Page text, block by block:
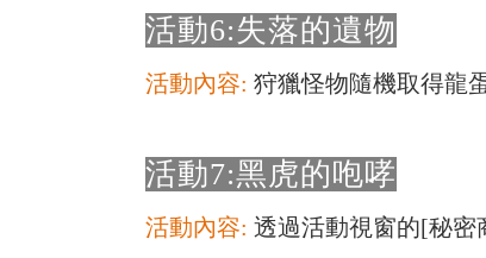
活動6:失落的遺物
活動內容: 狩獵怪物隨機取得龍
活動7:黑虎的咆哮
活動內容: 透過活動視窗的[秘密